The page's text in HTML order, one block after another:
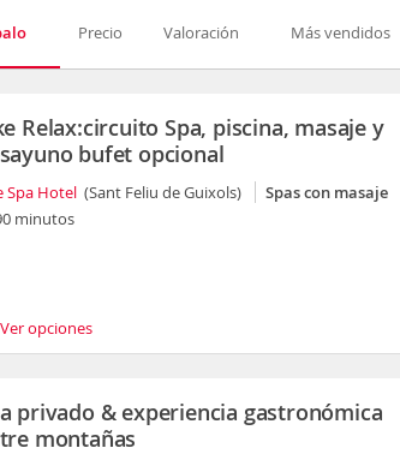
Precio Valoración Más vendidos
Relax:circuito Spa, piscina, masaje y
bufet opcional
Spa Hotel (Sant Feliu de Guixols)
Spas con masaje
minutos
Ver opciones
privado & experiencia gastronómica
montañas